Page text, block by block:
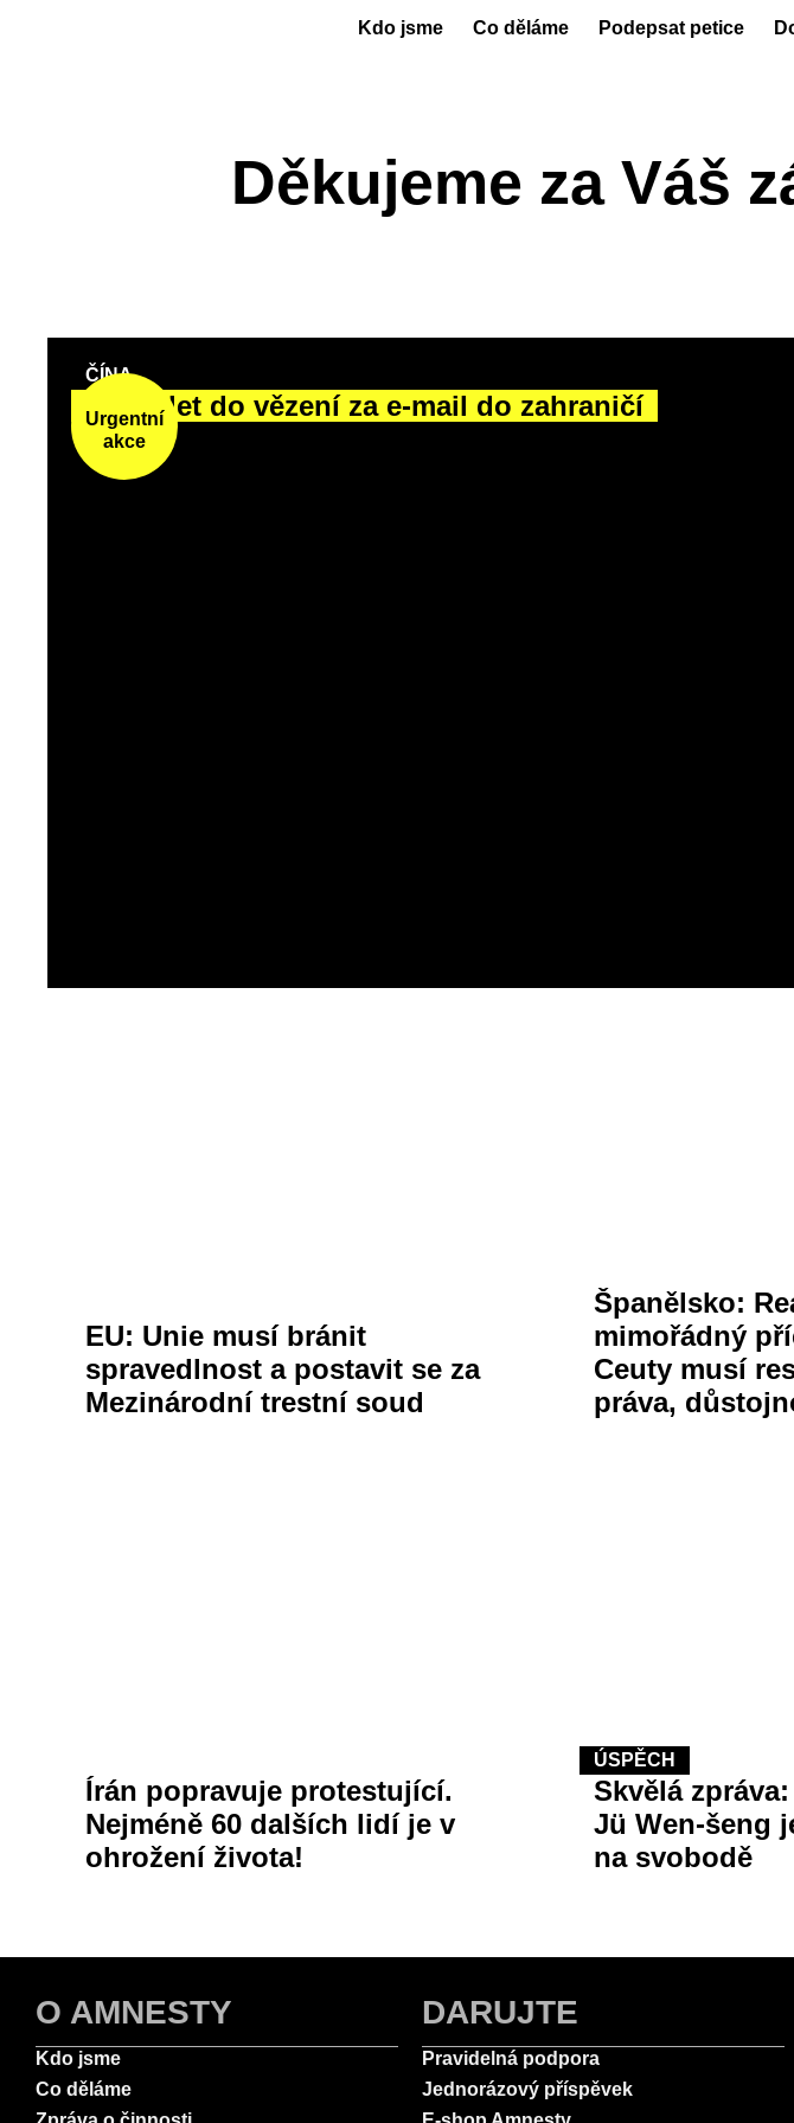
Kdo jsme Co děláme Podepsat petice
Děkujeme za Váš
Urgentní
akce
ČÍNA
Na 10 let do vězení za e-mail do zahraničí
EU: Unie musí bránit
spravedlnost a postavit se za
Mezinárodní trestní soud
Španělsko:
mimořádný
Ceuty musí
práva,
Írán popravuje protestující.
Nejméně 60 dalších lidí je v
ohrožení života!
ÚSPĚCH
Skvělá
Jü Wen-šeng
na svobodě
O AMNESTY
Kdo jsme
Co děláme
DARUJTE
Pravidelná podpora
Jednorázový příspěvek